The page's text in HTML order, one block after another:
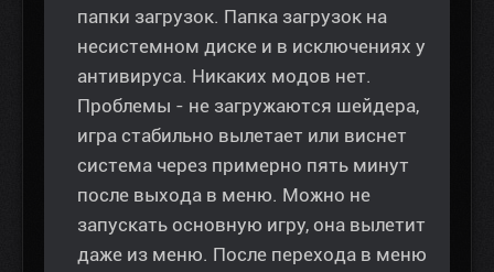
папки загрузок. Папка загрузок на
несистемном диске и в исключениях у
антивируса. Никаких модов нет.
Проблемы - не загружаются шейдера,
игра стабильно вылетает или виснет
система через примерно пять минут
после выхода в меню. Можно не
запускать основную игру, она вылетит
даже из меню. После перехода в меню